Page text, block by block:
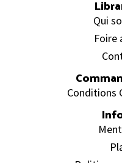
Qui
Foire
Conditions